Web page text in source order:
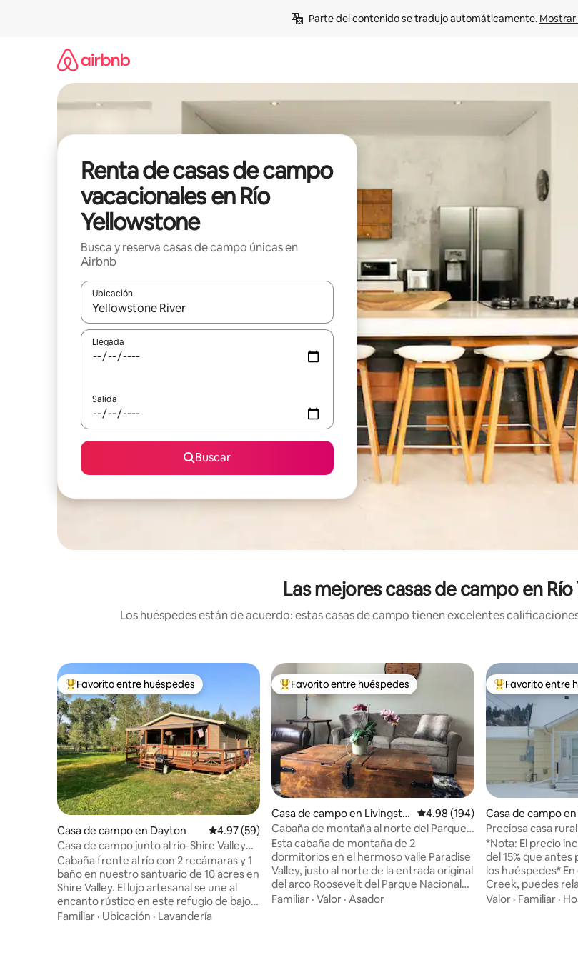
Parte del contenido se tradujo automáticamente. Mostrar
Renta de casas de campo
vacacionales en Río
Yellowstone
Busca y reserva casas de campo únicas en
Airbnb
Ubicación
Cuando los resultados estén disponibles, podrás navegar usando las teclas de las flechas hacia arriba y
Llegada
Salida
Buscar
Las mejores casas de campo en
Los huéspedes están de acuerdo: estas casas de campo tienen excelentes
De los mejores en Favorito entre huéspedes
Favorito entre huéspedes
Casa de campo en Dayton Calificación promedio: 4.97 de 5; 59 evaluaciones
4.97 (59)
Casa de campo junto al río-Shire Valley
Sanctuary
Cabaña frente al río con 2 recámaras y 1
baño en nuestro santuario de 10 acres en
Shire Valley. El lujo artesanal se une al
encanto rústico en este refugio de bajo
nivel de ruido y alta vibra para que los
Familiar · Ubicación · Lavandería
De los mejores en Favorito entre huéspedes
Favorito entre huéspedes
Casa de campo en Livingsto
n
Calificación promedio: 4.98 de
4.98 (194)
Cabaña de montaña al norte del Parque
Nacional Yellowstone
Esta cabaña de montaña de 2
dormitorios en el hermoso valle Paradise
Valley, justo al norte de la entrada original
del arco Roosevelt del Parque Nacional
de Yellowstone, es el campamento base
Familiar · Valor · Asador
De los mejores
Favorito entre
Casa de campo
e
Preciosa casa
Creek
*Nota: El precio
del 15% que
los huéspedes* En esta joya de Rock
Creek, puedes
junto al arroyo y
Valor · Familiar ·